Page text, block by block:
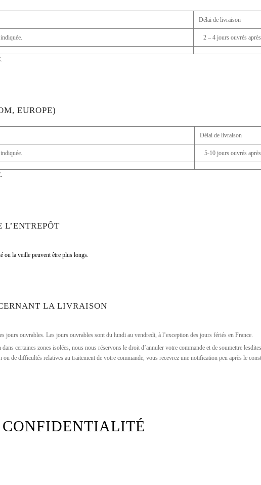
Délai de livraison
2 – 4 jours ouvrés
EUROPE)
Délai de livraison
5-10 jours ouvrés
L’ENTREPÔT
ou la veille peuvent être plus longs.
LA LIVRAISON
jours ouvrables. Les jours ouvrables sont du lundi au vendredi, à l’exception des jours fériés en France.
certaines zones isolées, nous nous réservons le droit d’annuler votre commande et de soumettre
de difficultés relatives au traitement de votre commande, vous recevrez une notification peu après le